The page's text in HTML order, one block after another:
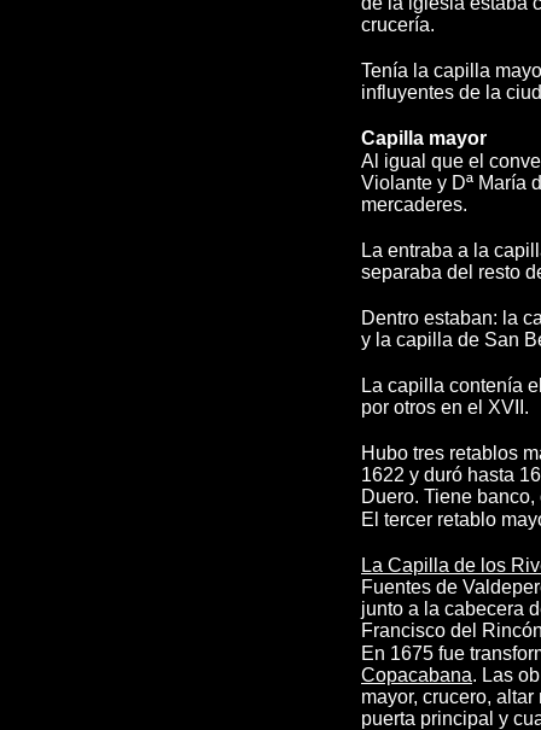
crucería.
Tenía la capilla
influyentes de la
Capilla mayor
Al igual que el
Violante y Dª María
mercaderes.
La entraba a la
separaba del resto
Dentro estaban: la
y la capilla de San
La capilla contenía
por otros en el XVII.
Hubo tres retablos
1622 y duró hasta
Duero. Tiene
El tercer retablo
La Capilla de los
Fuentes de
junto a la cabecera
Francisco del
En 1675 fue
Copacabana. Las
mayor, crucero,
puerta principal y